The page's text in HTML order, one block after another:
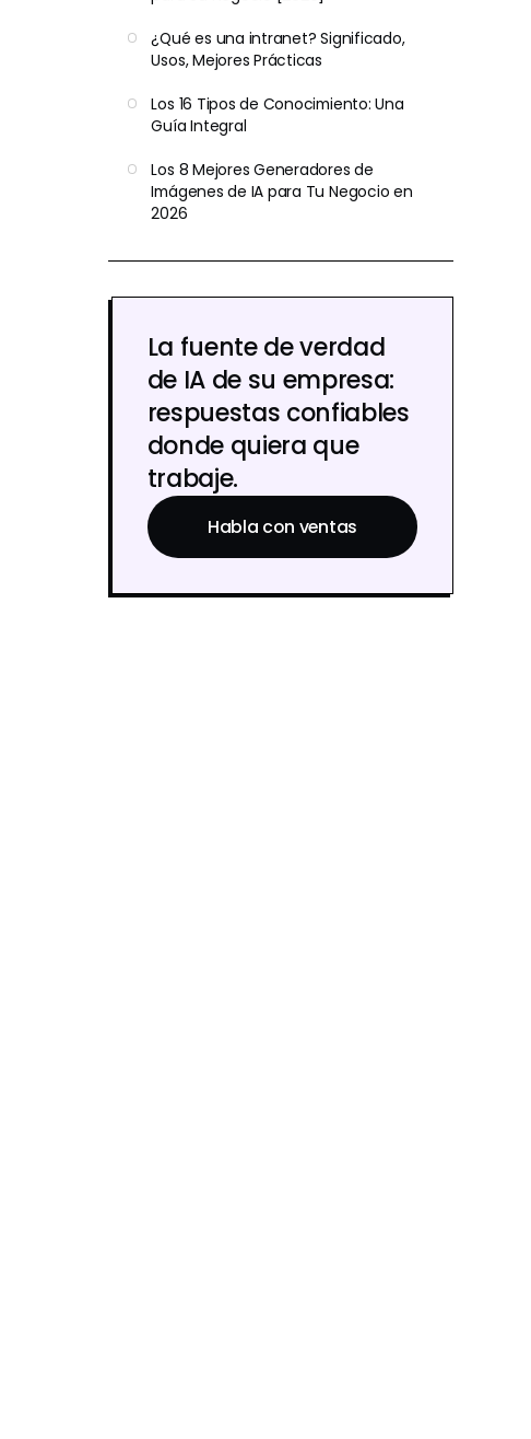
¿Qué es una intranet? Significado,
Usos, Mejores Prácticas
Los 16 Tipos de Conocimiento: Una
Guía Integral
Los 8 Mejores Generadores de
Imágenes de IA para Tu Negocio en
2026
La fuente de verdad
de IA de su empresa:
respuestas confiables
donde quiera que
trabaje.
Habla con ventas